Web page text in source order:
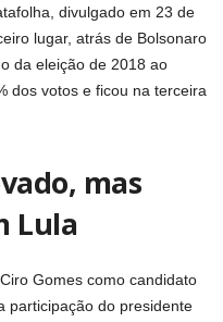
divulgado em 23 de
lugar, atrás de Bolsonaro
da eleição de 2018 ao
dos votos e ficou na terceira
mas
Lula
Gomes como candidato
participação do presidente